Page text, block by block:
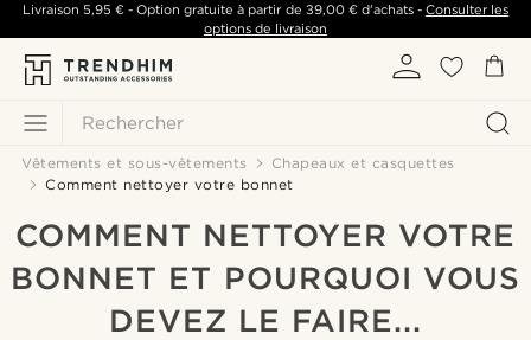
Rechercher
Livraison 5,95 €- Option gratuite à partir de 39,00 €d'achats -Consulter les
options de livraison
Vêtements et sous-vêtements
Chapeaux et casquettes
Comment nettoyer votre bonnet
COMMENT NETTOYER VOTRE
BONNET ET POURQUOI VOUS
DEVEZ LE FAIRE...